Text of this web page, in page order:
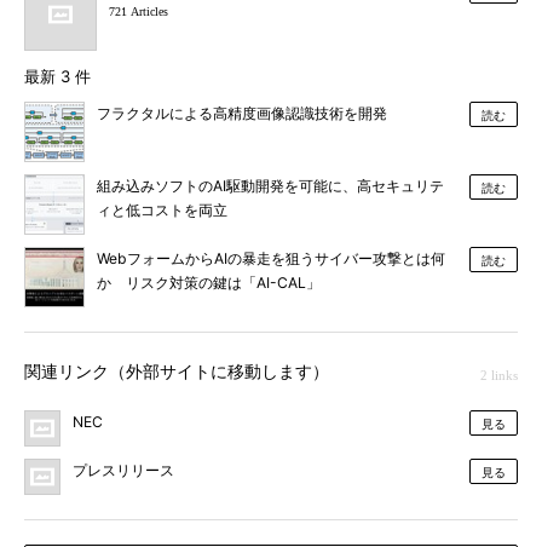
721 Articles
最新 3 件
フラクタルによる高精度画像認識技術を開発 読む
組み込みソフトのAI駆動開発を可能に、高セキュリテ
ィと低コストを両立
読む
WebフォームからAIの暴走を狙うサイバー攻撃とは何
か リスク対策の鍵は「AI-CAL」
読む
関連リンク（外部サイトに移動します） 2 links
NEC 見る
プレスリリース 見る